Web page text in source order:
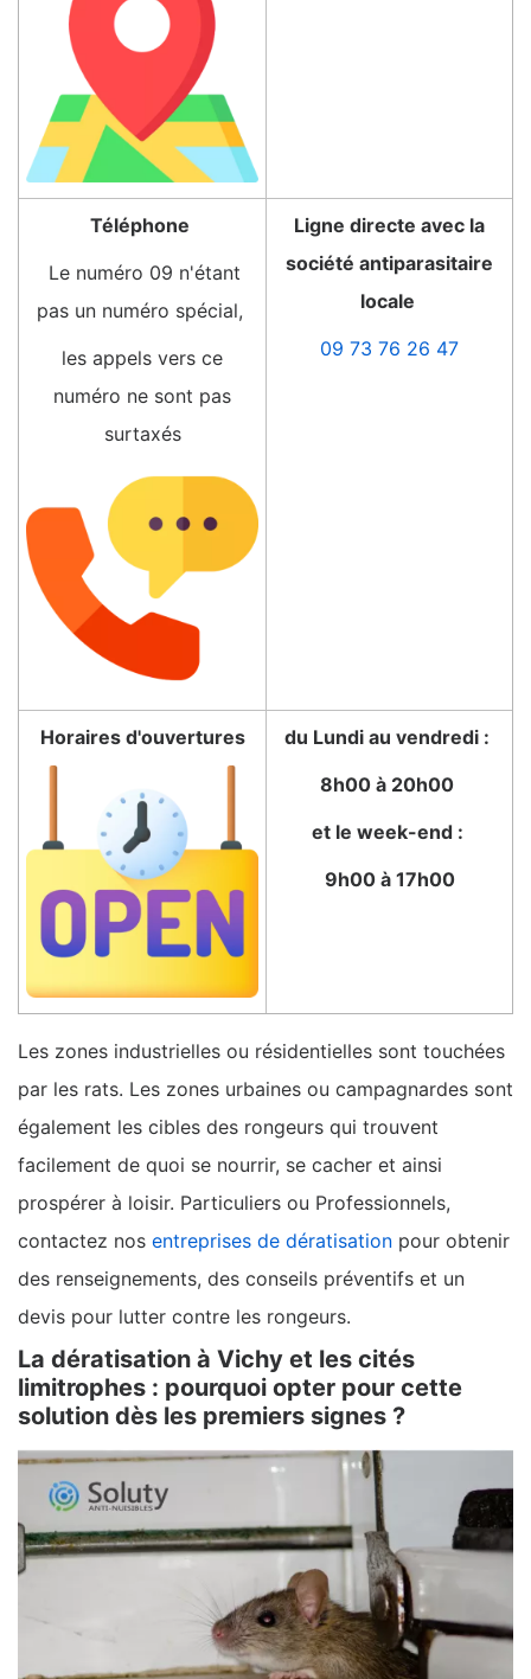
Téléphone
Le numéro 09 n'étant
pas un numéro spécial,
les appels vers ce
numéro ne sont pas
surtaxés
Ligne directe avec la
société antiparasitaire
locale
09 73 76 26 47
Horaires d'ouvertures
du Lundi au vendredi :
8h00 à 20h00
et le week-end :
9h00 à 17h00
Les zones industrielles ou résidentielles sont touchées
par les rats. Les zones urbaines ou campagnardes sont
également les cibles des rongeurs qui trouvent
facilement de quoi se nourrir, se cacher et ainsi
prospérer à loisir. Particuliers ou Professionnels,
contactez nos entreprises de dératisation pour obtenir
des renseignements, des conseils préventifs et un
devis pour lutter contre les rongeurs.
La dératisation à Vichy et les cités
limitrophes : pourquoi opter pour cette
solution dès les premiers signes ?